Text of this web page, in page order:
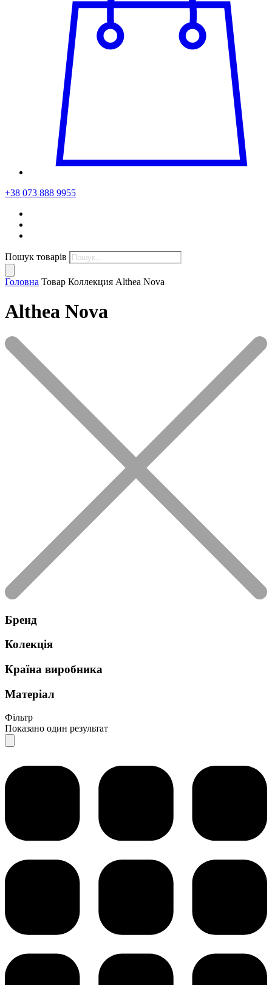
+38 073 888 9955
Пошук товарів
Головна Товар Коллекция Althea Nova
Althea Nova
Бренд
Колекція
Країна виробника
Матеріал
Фільтр
Показано один результат